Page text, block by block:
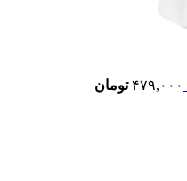
۴۷۹,۰۰۰ تومان